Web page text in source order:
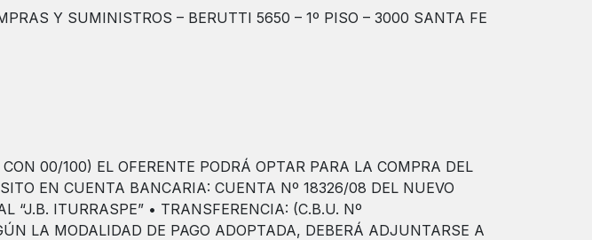
Y SUMINISTROS – BERUTTI 5650 – 1º PISO – 3000 SANTA FE
00/100) EL OFERENTE PODRÁ OPTAR PARA LA COMPRA DEL
EN CUENTA BANCARIA: CUENTA Nº 18326/08 DEL NUEVO
“J.B. ITURRASPE” • TRANSFERENCIA: (C.B.U. Nº
LA MODALIDAD DE PAGO ADOPTADA, DEBERÁ ADJUNTARSE A